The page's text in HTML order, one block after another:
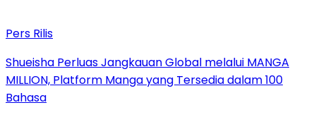
Pers Rilis
Shueisha Perluas Jangkauan Global melalui MANGA
MILLION, Platform Manga yang Tersedia dalam 100
Bahasa